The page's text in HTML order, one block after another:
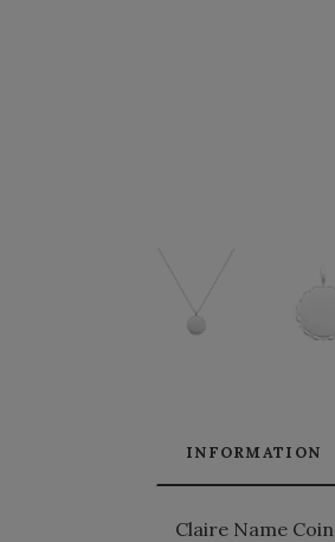
INFORMATION
Claire Name